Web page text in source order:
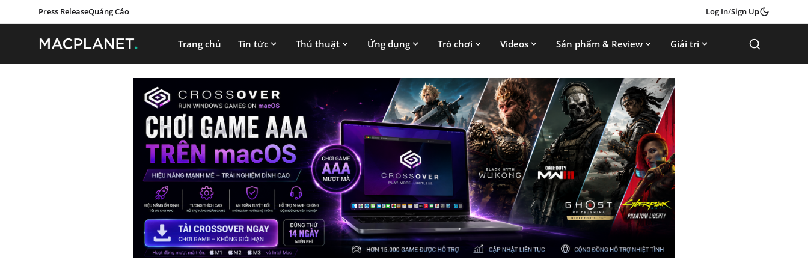
Press ReleaseQuảng Cáo Log In/Sign Up
Trang chủ Tin tức Thủ thuật Ứng dụng Trò chơi Videos Sản phẩm & Review Giải trí